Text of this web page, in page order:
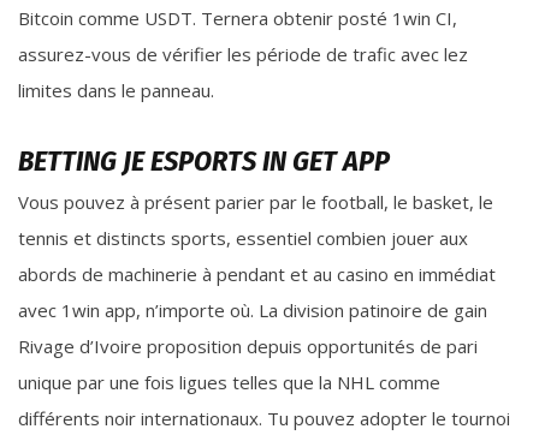
Bitcoin comme USDT. Ternera obtenir posté 1win CI,
assurez-vous de vérifier les période de trafic avec lez
limites dans le panneau.
BETTING JE ESPORTS IN GET APP
Vous pouvez à présent parier par le football, le basket, le
tennis et distincts sports, essentiel combien jouer aux
abords de machinerie à pendant et au casino en immédiat
avec 1win app, n’importe où. La division patinoire de gain
Rivage d’Ivoire proposition depuis opportunités de pari
unique par une fois ligues telles que la NHL comme
différents noir internationaux. Tu pouvez adopter le tournoi